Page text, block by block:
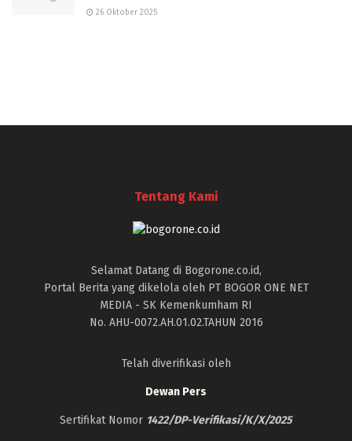
26 Oktober 2025
Tentang Kami
Selamat Datang di Bogorone.co.id,
Portal Berita yang dikelola oleh PT BOGOR ONE NET
MEDIA - SK Kemenkumham RI
No. AHU-0072.AH.01.02.TAHUN 2016
Telah diverifikasi oleh
Dewan Pers
Sertifikat Nomor 1422/DP-Verifikasi/K/X/2025